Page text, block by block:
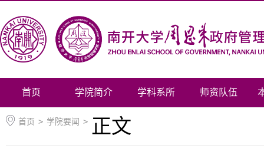
首页 学院简介 学科系所 师资队伍
首页 > 学院要闻 > 正文